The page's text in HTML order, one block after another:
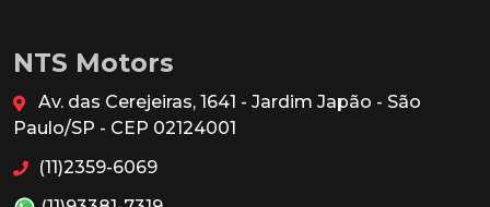
NTS Motors
Av. das Cerejeiras, 1641 - Jardim Japão - São
Paulo/SP - CEP 02124001
(11)2359-6069